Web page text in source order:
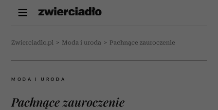
Zwierciadlo.pl > Moda i uroda > Pachnące zauroczenie
MODA I URODA
Pachnące zauroczenie